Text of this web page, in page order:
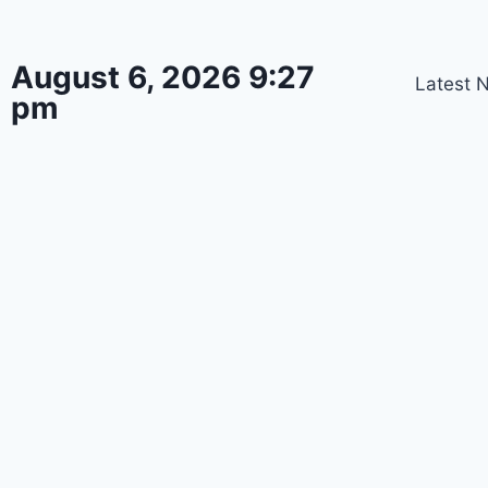
August 6, 2026 9:27
pm
Latest